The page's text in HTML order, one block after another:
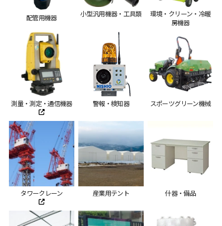
配管用機器 小型汎用機器・工具類
環境・クリーン・冷暖
房機器
測量・測定・通信機器 警報・検知器 スポーツグリーン機械
タワークレーン 産業用テント 什器・備品